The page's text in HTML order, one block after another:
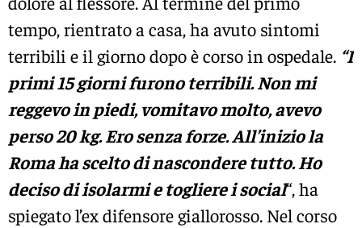
tempo, rientrato a casa, ha avuto sintomi
terribili e il giorno dopo è corso in ospedale. “I
primi 15 giorni furono terribili. Non mi
reggevo in piedi, vomitavo molto, avevo
perso 20 kg. Ero senza forze. All’inizio la
Roma ha scelto di nascondere tutto. Ho
deciso di isolarmi e togliere i social“, ha
spiegato l’ex difensore giallorosso. Nel corso